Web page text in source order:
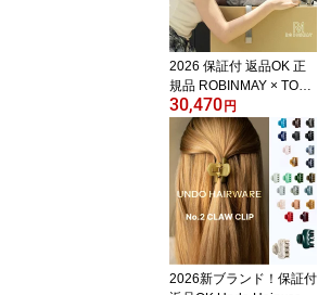
イフォーン アイフォン
スマホケース スマホ
革 携帯 日本製カバー
名入れ
2026 保証付 返品OK 正
規品 ROBINMAY × TOY
STORY ロビンメイ ZD0
06 レディース トイスト
ーリー リュックサック
バックパック リュックバ
ッグ 人気 30代 40代 20
代 SDGs サステナブル
台湾 ナイロン ロッソ エ
イリアン 大きめ マザー
ズバッグ 旅行 通勤通学
ディズニー
30,470円
2026新ブランド！保証付